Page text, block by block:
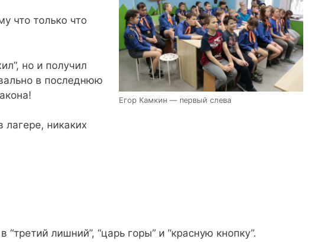
Егор Камкин — первый слева
что только что
но и получил
в последнюю
никаких
“третий лишний”, “царь горы” и “красную кнопку”.